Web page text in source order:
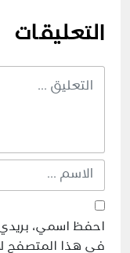
التعليقات
احفظ اسمي، بريدي
في هذا المتصفح